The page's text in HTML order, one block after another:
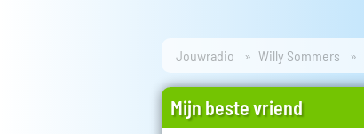
Jouwradio Willy Sommers
Mijn beste vriend